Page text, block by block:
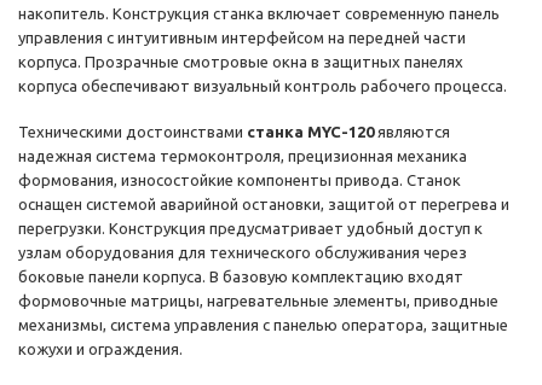
накопитель. Конструкция станка включает современную панель
управления с интуитивным интерфейсом на передней части
корпуса. Прозрачные смотровые окна в защитных панелях
корпуса обеспечивают визуальный контроль рабочего процесса.
Техническими достоинствами станка MYC-120являются
надежная система термоконтроля, прецизионная механика
формования, износостойкие компоненты привода. Станок
оснащен системой аварийной остановки, защитой от перегрева и
перегрузки. Конструкция предусматривает удобный доступ к
узлам оборудования для технического обслуживания через
боковые панели корпуса. В базовую комплектацию входят
формовочные матрицы, нагревательные элементы, приводные
механизмы, система управления с панелью оператора, защитные
кожухи и ограждения.